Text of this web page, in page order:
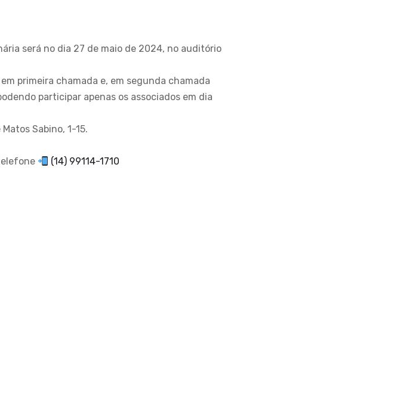
será no dia 27 de maio de 2024, no auditório
primeira chamada e, em segunda chamada
participar apenas os associados em dia
Sabino, 1-15.
(14) 99114-1710